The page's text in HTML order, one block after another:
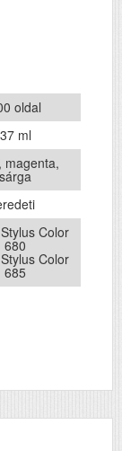
oldal
37 ml
magenta,
sárga
Color
680
Color
685